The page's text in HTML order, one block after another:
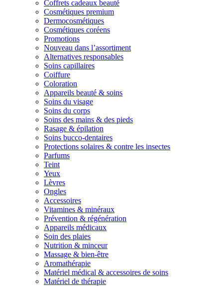
Coffrets cadeaux beauté
Cosmétiques premium
Dermocosmétiques
Cosmétiques coréens
Promotions
Nouveau dans l’assortiment
Alternatives responsables
Soins capillaires
Coiffure
Coloration
Appareils beauté & soins
Soins du visage
Soins du corps
Soins des mains & des pieds
Rasage & épilation
Soins bucco-dentaires
Protections solaires & contre les insectes
Parfums
Teint
Yeux
Lèvres
Ongles
Accessoires
Vitamines & minéraux
Prévention & régénération
Appareils médicaux
Soin des plaies
Nutrition & minceur
Massage & bien-être
Aromathérapie
Matériel médical & accessoires de soins
Matériel de thérapie